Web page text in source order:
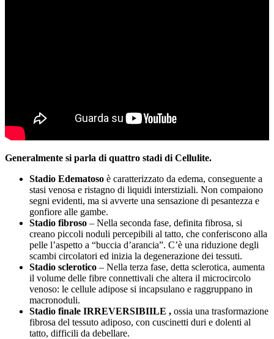
Generalmente si parla di quattro stadi di Cellulite.
Stadio Edematoso è caratterizzato da edema, conseguente a
stasi venosa e ristagno di liquidi interstiziali. Non compaiono
segni evidenti, ma si avverte una sensazione di pesantezza e
gonfiore alle gambe.
Stadio fibroso – Nella seconda fase, definita fibrosa, si
creano piccoli noduli percepibili al tatto, che conferiscono alla
pelle l’aspetto a “buccia d’arancia”. C’è una riduzione degli
scambi circolatori ed inizia la degenerazione dei tessuti.
Stadio sclerotico – Nella terza fase, detta sclerotica, aumenta
il volume delle fibre connettivali che altera il microcircolo
venoso: le cellule adipose si incapsulano e raggruppano in
macronoduli.
Stadio finale IRREVERSIBIILE , ossia una trasformazione
fibrosa del tessuto adiposo, con cuscinetti duri e dolenti al
tatto, difficili da debellare.